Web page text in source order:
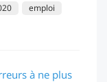
emploi
à ne plus